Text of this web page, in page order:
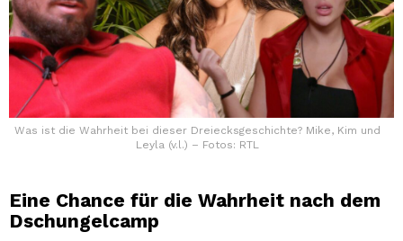
Was ist die Wahrheit bei dieser Dreiecksgeschichte? Mike, Kim und
Leyla (v.l.) – Fotos: RTL
Eine Chance für die Wahrheit nach dem
Dschungelcamp